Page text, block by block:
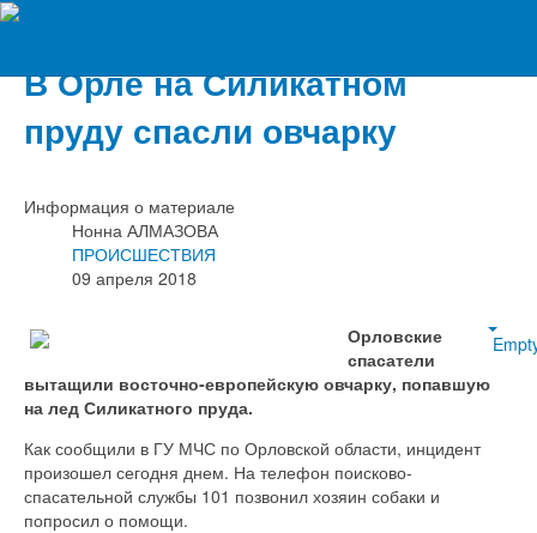
В Орле на Силикатном
пруду спасли овчарку
Информация о материале
Нонна АЛМАЗОВА
ПРОИСШЕСТВИЯ
09 апреля 2018
Орловские
спасатели
вытащили восточно-европейскую овчарку, попавшую
на лед Силикатного пруда.
Как сообщили в ГУ МЧС по Орловской области, инцидент
произошел сегодня днем. На телефон поисково-
спасательной службы 101 позвонил хозяин собаки и
попросил о помощи.